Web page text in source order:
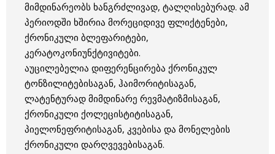
მიმდინარეობს ხანგრძლივად, ტალღისებურად. ამ
პერიოდში ხშირია მორეციდივე ფლიქტენები,
ქრონიკული ბლეფარიტები,
კერატოკონიუნქტივიტები.
აუცილებელია დიფერენცირება ქრონიკულ
ტონზილიტებისაგან, ჰაიმორიტისაგან,
ლატენტურად მიმდინარე რევმატიზმისაგან,
ქრონიკული ქოლეცისტიტისაგან,
პიელონეფრიტისაგან, კვებისა და მონელების
ქრონიკული დარღვევებისაგან.